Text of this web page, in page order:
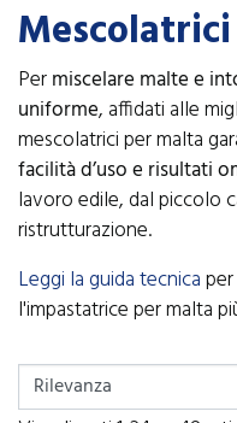
Mescolatrici
Permiscelare malte e
uniforme, affidati alle
mescolatrici per malta
facilità d’uso e risultati
lavoro edile, dal piccolo
ristrutturazione.
Leggi la guida tecnica
l'impastatrice per malta